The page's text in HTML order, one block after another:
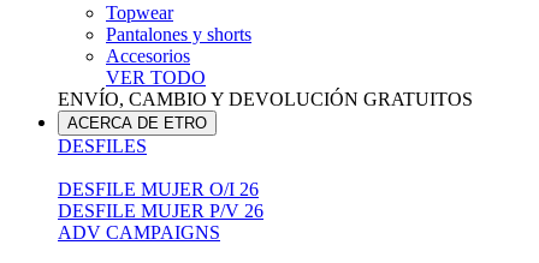
Topwear
Pantalones y shorts
Accesorios
VER TODO
ENVÍO, CAMBIO Y DEVOLUCIÓN GRATUITOS
ACERCA DE ETRO
DESFILES
DESFILE MUJER O/I 26
DESFILE MUJER P/V 26
ADV CAMPAIGNS